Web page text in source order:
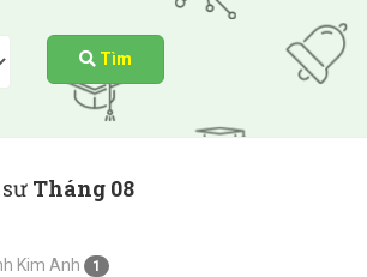
Tìm
Tháng 08
Kim Anh 1